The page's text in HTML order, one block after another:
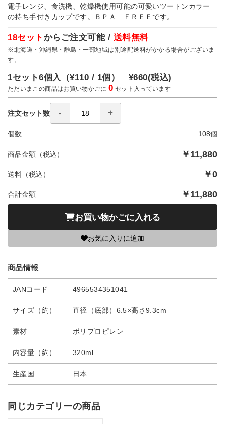
電子レンジ、食洗機、乾燥機使用可能の可愛いツートンカラー
の持ち手付きカップです。ＢＰＡ ＦＲＥＥです。
18セット からご注文可能 / 送料無料
※北海道・沖縄県・離島・一部地域は別途配送料がかかる場合がございま
す。
1セット6個入（¥110 / 1個） ¥660(税込)
ただいまこの商品はお買い物かごに0 セット入っています
注文セット数
個数 108個
商品金額（税込） ￥ 11,880
送料（税込） ￥0
合計金額 ￥ 11,880
お買い物かごに入れる
お気に入りに追加
商品情報
JANコード 4965534351041
サイズ（約） 直径（底部）6.5×高さ9.3cm
素材 ポリプロピレン
内容量（約） 320ml
生産国 日本
同じカテゴリーの商品